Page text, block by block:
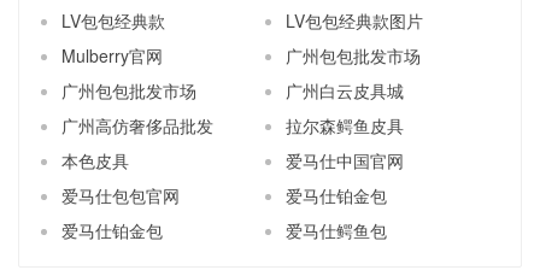
LV包包经典款
LV包包经典款图片
Mulberry官网
广州包包批发市场
广州包包批发市场
广州白云皮具城
广州高仿奢侈品批发
拉尔森鳄鱼皮具
本色皮具
爱马仕中国官网
爱马仕包包官网
爱马仕铂金包
爱马仕铂金包
爱马仕鳄鱼包